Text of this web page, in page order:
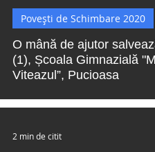
O mână de ajutor
(1), Școala Gimnazială
Viteazul”, Pucioasa
Povești de Schimbare 2020
2 min de citit